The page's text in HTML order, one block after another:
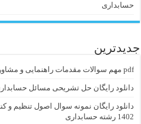
حسابداری
جدیدترین
pdf مهم سوالات مقدمات راهنمایی و مشاوره شفیع آبادی
دانلود رایگان حل تشریحی مسائل حسابداری میانه 1
1402 رشته حسابداری